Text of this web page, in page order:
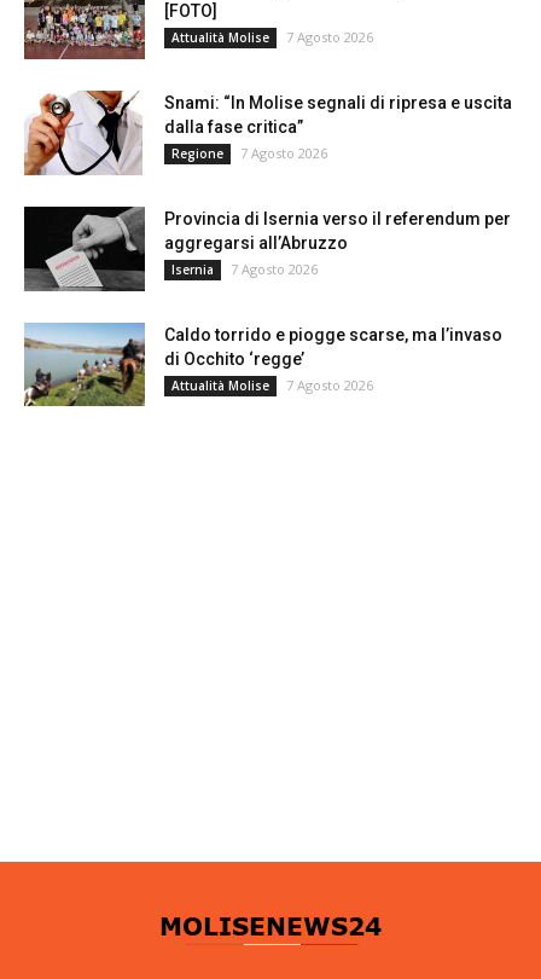
[FOTO]
Attualità Molise 7 Agosto 2026
Snami: “In Molise segnali di ripresa e uscita
dalla fase critica”
Regione 7 Agosto 2026
Provincia di Isernia verso il referendum per
aggregarsi all’Abruzzo
Isernia 7 Agosto 2026
Caldo torrido e piogge scarse, ma l’invaso
di Occhito ‘regge’
Attualità Molise 7 Agosto 2026